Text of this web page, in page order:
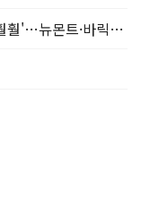
[美증시 특징주] 금값 급등에 광산주 '훨훨'…뉴몬트·바릭마이닝 주도